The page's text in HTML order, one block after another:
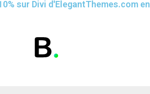
sur Divi d'ElegantThemes.com en